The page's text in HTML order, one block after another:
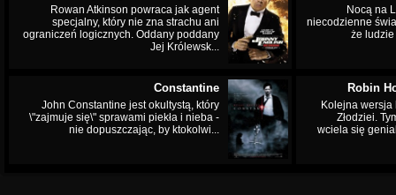
Rowan Atkinson powraca jak agent
specjalny, który nie zna strachu ani
ograniczeń logicznych. Oddany poddany
Jej Królewsk...
Nocą na
niecodzienne
że
Constantine
John Constantine jest okultystą, który
\"zajmuje się\" sprawami piekła i nieba -
nie dopuszczając, by ktokolwi...
Robin
Kolejna wersja
Złodziei.
wciela się